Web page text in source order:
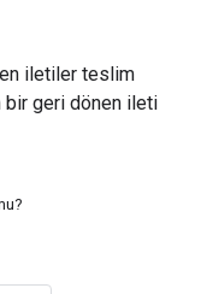
iletiler teslim
bir geri dönen ileti